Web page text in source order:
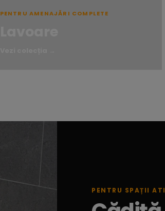
PENTRU AMENAJĂRI COMPLETE
PENTRU SPAȚII